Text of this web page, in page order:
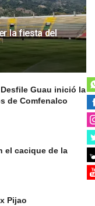
la fiesta del
Guau inició la
de Comfenalco
el cacique de la
Pijao